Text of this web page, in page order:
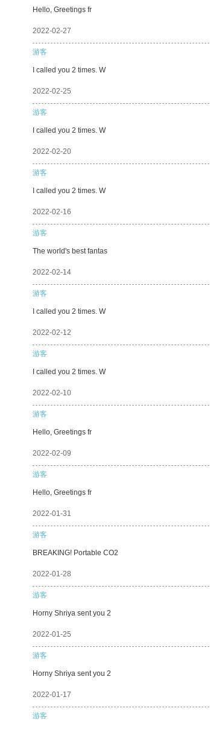
Hello, Greetings fr
2022-02-27
游客
I called you 2 times. W
2022-02-25
游客
I called you 2 times. W
2022-02-20
游客
I called you 2 times. W
2022-02-16
游客
The world's best fantas
2022-02-14
游客
I called you 2 times. W
2022-02-12
游客
I called you 2 times. W
2022-02-10
游客
Hello, Greetings fr
2022-02-09
游客
Hello, Greetings fr
2022-01-31
游客
BREAKING! Portable CO2
2022-01-28
游客
Horny Shriya sent you 2
2022-01-25
游客
Horny Shriya sent you 2
2022-01-17
游客